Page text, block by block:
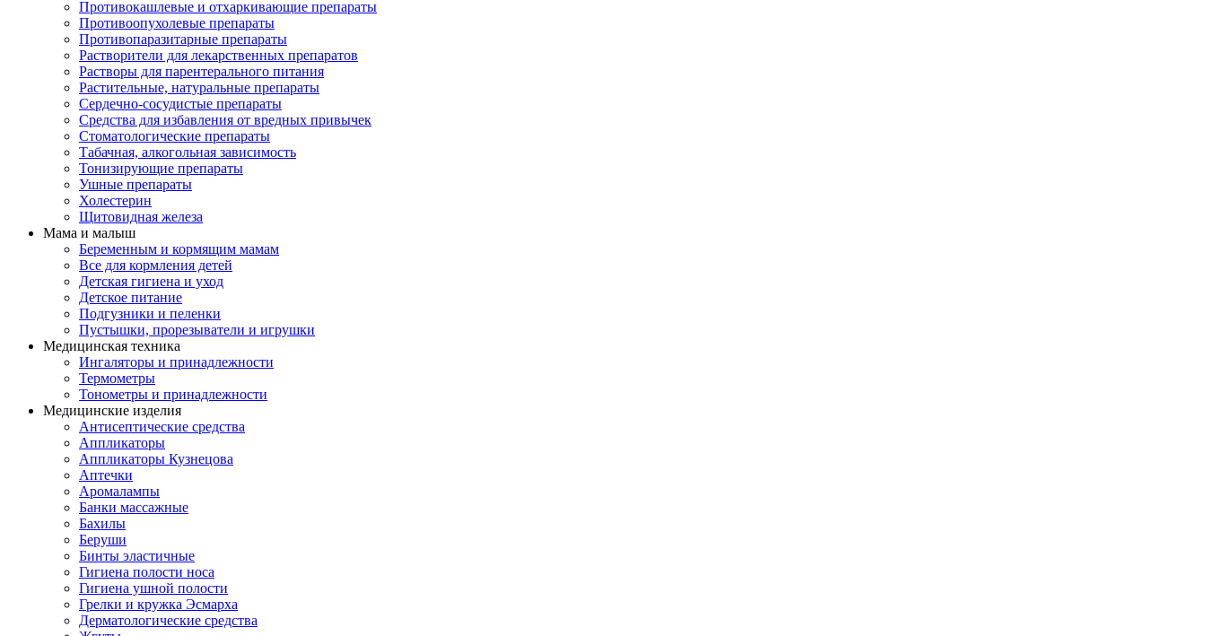
Противокашлевые и отхаркивающие препараты
Противоопухолевые препараты
Противопаразитарные препараты
Растворители для лекарственных препаратов
Растворы для парентерального питания
Растительные, натуральные препараты
Сердечно-сосудистые препараты
Средства для избавления от вредных привычек
Стоматологические препараты
Табачная, алкогольная зависимость
Тонизирующие препараты
Ушные препараты
Холестерин
Щитовидная железа
Мама и малыш
Беременным и кормящим мамам
Все для кормления детей
Детская гигиена и уход
Детское питание
Подгузники и пеленки
Пустышки, прорезыватели и игрушки
Медицинская техника
Ингаляторы и принадлежности
Термометры
Тонометры и принадлежности
Медицинские изделия
Антисептические средства
Аппликаторы
Аппликаторы Кузнецова
Аптечки
Аромалампы
Банки массажные
Бахилы
Беруши
Бинты эластичные
Гигиена полости носа
Гигиена ушной полости
Грелки и кружка Эсмарха
Дерматологические средства